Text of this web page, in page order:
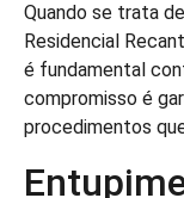
Quando se trata
Residencial
é fundamental
compromisso é
procedimentos